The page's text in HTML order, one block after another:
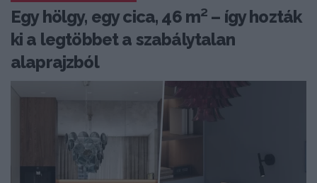
Egy hölgy, egy cica, 46 m² – így hozták
ki a legtöbbet a szabálytalan
alaprajzból